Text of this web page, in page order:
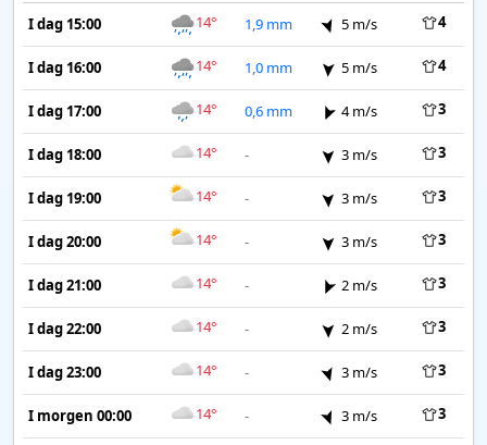
I dag 15:00 14° 1,9 mm 5 m/s 4
I dag 16:00 14° 1,0 mm 5 m/s 4
I dag 17:00 14° 0,6 mm 4 m/s 3
I dag 18:00 14° - 3 m/s 3
I dag 19:00 14° - 3 m/s 3
I dag 20:00 14° - 3 m/s 3
I dag 21:00 14° - 2 m/s 3
I dag 22:00 14° - 2 m/s 3
I dag 23:00 14° - 3 m/s 3
I morgen 00:00 14° - 3 m/s 3